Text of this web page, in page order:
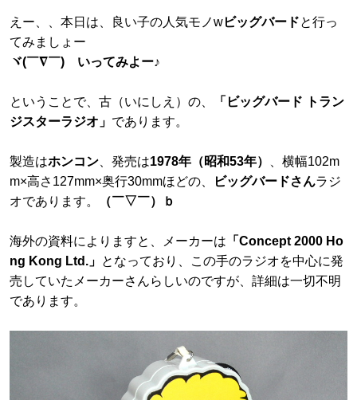
えー、、本日は、良い子の人気モノwビッグバードと行っ
てみましょー
ヾ(￣∇￣) いってみよー♪
ということで、古（いにしえ）の、
「ビッグバード トラン
ジスターラジオ」 であります。
製造はホンコン 、発売は1978年（昭和53年）
、横幅102m
m×高さ127mm×奥行30mmほどの、
ビッグバードさんラジ
オであります。
（￣▽￣）ｂ
海外の資料によりますと、メーカーは 「Concept 2000 Ho
ng Kong Ltd.」 となっており、この手のラジオを中心に発
売していたメーカーさんらしいのですが、詳細は一切不明
であります。